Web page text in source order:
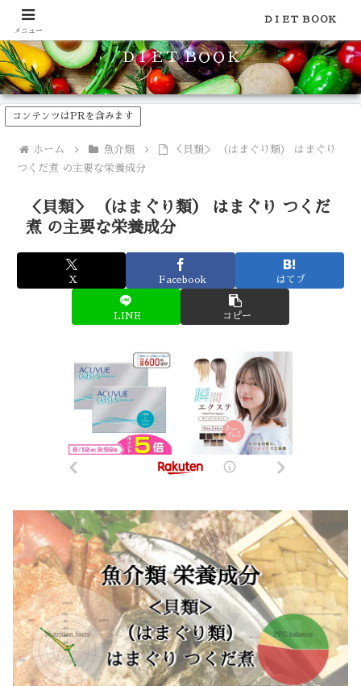
食品のカロリーや糖質などの栄養素がわかる！健康やダイエットに
ＤＩＥＴ ＢＯＯＫ
コンテンツはPRを含みます
ホーム 魚介類
＜貝類＞ （はまぐり類） はまぐり
つくだ煮 の主要な栄養成分
＜貝類＞ （はまぐり類） はまぐり つくだ
煮 の主要な栄養成分
X Facebook はてブ
LINE コピー
メニュー
ＤＩＥＴ ＢＯＯＫ